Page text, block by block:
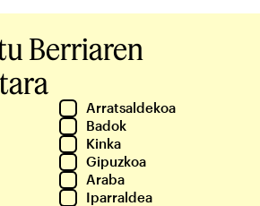
Berriaren
Arratsaldekoa
Badok
Kinka
Gipuzkoa
Araba
Iparraldea